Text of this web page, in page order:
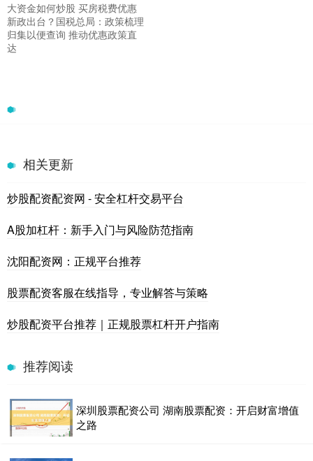
大资金如何炒股 买房税费优惠
新政出台？国税总局：政策梳理
归集以便查询 推动优惠政策直
达
相关更新
炒股配资配资网 - 安全杠杆交易平台
A股加杠杆：新手入门与风险防范指南
沈阳配资网：正规平台推荐
股票配资客服在线指导，专业解答与策略
炒股配资平台推荐｜正规股票杠杆开户指南
推荐阅读
深圳股票配资公司 湖南股票配资：开启财富增值
之路